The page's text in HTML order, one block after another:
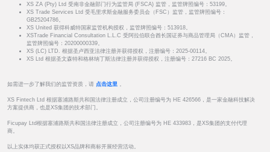
XS ZA (Pty) Ltd 受南非金融部门行为监管局 (FSCA) 监管，监管牌照编号：53199。
XS Trade Services Ltd 受毛里求斯金融服务委员会（FSC）监管，监管牌照编号：
GB25204786。
XS United 获得科威特国家监管机构授权，监管牌照编号：513918。
XSTrade Financial Consultation L.L.C 受阿拉伯联合酋长国证券与商品管理局（CMA）监管，
监管牌照编号：20200000339。
XS (LC) LTD. 根据圣卢西亚法律注册并获得授权，注册编号：2025-00114。
XS Ltd 根据圣文森特和格林纳丁斯法律注册并获得授权，注册编号：27216 BC 2025。
如需进一步了解我们的监管资质，请 点击这里
XS Fintech Ltd 根据塞浦路斯共和国法律注册成立，公司注册编号为 HE 426566，是一家金融科技解决
方案提供商，也是XS集团的技术部门。
Ficupay Ltd根据塞浦路斯共和国法律注册成立，公司注册编号为 HE 433983，是XS集团的支付代理
商。
以上实体均获正式授权以XS品牌和商标开展经营活动。